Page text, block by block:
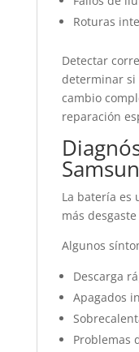
Roturas
Detectar
determinar si
cambio
reparación
La batería es
más
Algunos
Descarga
Apagados
Problemas